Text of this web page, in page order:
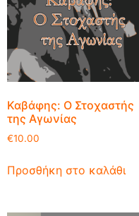
Καβάφης: Ο Στοχαστής
της Αγωνίας
€10.00
Προσθήκη στο καλάθι